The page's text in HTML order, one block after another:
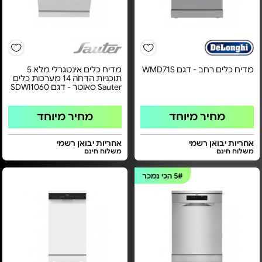
מדיח כלים רחב - דגם WMD71S
מחיר מיוחד
אחריות יבואן רשמי
משלוח חינם
מדיח כלים אינטגרלי מלא 5
תוכניות הדחה 14 מערכות כלים
Sauter סאוטר - דגם SDWI1060
מחיר מיוחד
אחריות יבואן רשמי
משלוח חינם
5# הכי נמכר